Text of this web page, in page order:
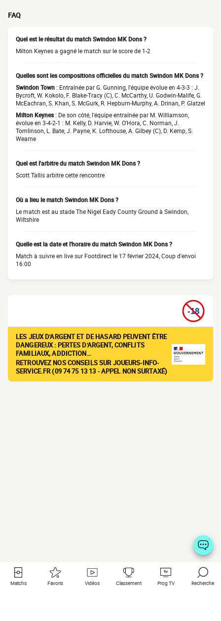
FAQ
Quel est le résultat du match Swindon MK Dons ?
Milton Keynes a gagné le match sur le score de 1-2
Quelles sont les compositions officielles du match Swindon MK Dons ?
Swindon Town : Entraînée par G. Gunning, l'équipe évolue en 4-3-3 : J.
Bycroft, W. Kokolo, F. Blake-Tracy (C), C. McCarthy, U. Godwin-Malife, G.
McEachran, S. Khan, S. McGurk, R. Hepburn-Murphy, A. Drinan, P. Glatzel
Milton Keynes: De son côté, l'équipe entraînée par M. Williamson,
évolue en 3-4-2-1 : M. Kelly, D. Harvie, W. O'Hora, C. Norman, J.
Tomlinson, L. Bate, J. Payne, K. Lofthouse, A. Gilbey (C), D. Kemp, S.
Wearne
Quel est l'arbitre du match Swindon MK Dons ?
Scott Tallis arbitre cette rencontre
Où a lieu le match Swindon MK Dons ?
Le match est au stade The Nigel Eady County Ground à Swindon,
Wiltshire
Quelle est la date et l'horaire du match Swindon MK Dons ?
Match à suivre en live sur Footdirect le 17 février 2024, Coup d'envoi
16:00
LES JEUX D'ARGENT ET DE HASARD PEUVENT ÊTRE
DANGEREUX : PERTES D'ARGENT, CONFLITS
FAMILIAUX, ADDICTION…
RETROUVEZ NOS CONSEILS SUR JOUEURS-INFO-
SERVICE.FR (09 74 75 13 13 - APPEL NON SURTAXÉ)
Matchs Favoris Vidéos Classement Prog TV Recherche